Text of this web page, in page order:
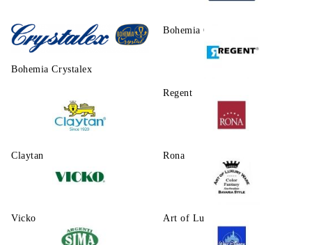
Morello Bohemia Crystalite
Bohemia Crystalex
Regent
Claytаn Rona
Vicko Art of Luxury Ware